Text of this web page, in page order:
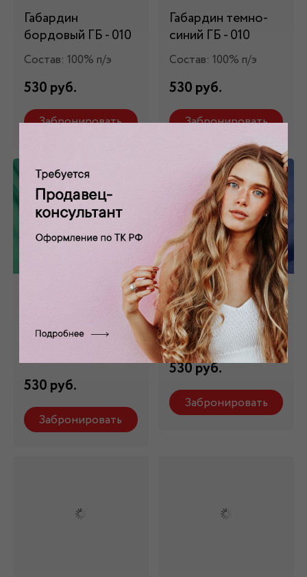
Габардин
бордовый ГБ - 010
Состав: 100% п/э
530 руб.
Забронировать
Габардин темно-
синий ГБ - 010
Состав: 100% п/э
530 руб.
Забронировать
010/5
530 руб.
Забронировать
Габардин синий ГБ
- 010-5
Состав: 100% п/э
530 руб.
Забронировать